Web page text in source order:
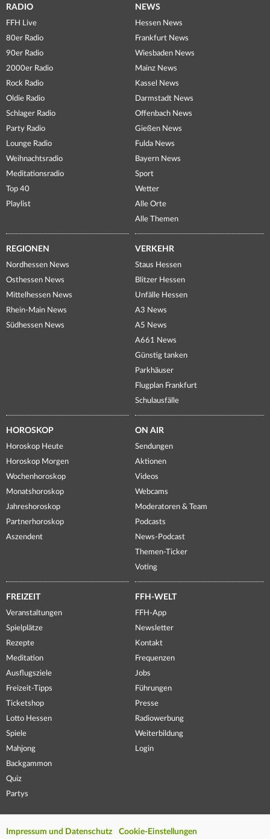
RADIO
FFH Live
80er Radio
90er Radio
2000er Radio
Rock Radio
Oldie Radio
Schlager Radio
Party Radio
Lounge Radio
Weihnachtsradio
Meditationsradio
Top 40
Playlist
NEWS
Hessen News
Frankfurt News
Wiesbaden News
Mainz News
Kassel News
Darmstadt News
Offenbach News
Gießen News
Fulda News
Bayern News
Sport
Wetter
Alle Orte
Alle Themen
REGIONEN
Nordhessen News
Osthessen News
Mittelhessen News
Rhein-Main News
Südhessen News
VERKEHR
Staus Hessen
Blitzer Hessen
Unfälle Hessen
A3 News
A5 News
A661 News
Günstig tanken
Parkhäuser
Flugplan Frankfurt
Schulausfälle
HOROSKOP
Horoskop Heute
Horoskop Morgen
Wochenhoroskop
Monatshoroskop
Jahreshoroskop
Partnerhoroskop
Aszendent
ON AIR
Sendungen
Aktionen
Videos
Webcams
Moderatoren & Team
Podcasts
News-Podcast
Themen-Ticker
Voting
FREIZEIT
Veranstaltungen
Spielplätze
Rezepte
Meditation
Ausflugsziele
Freizeit-Tipps
Ticketshop
Lotto Hessen
Spiele
Mahjong
Backgammon
Quiz
Partys
FFH-WELT
FFH-App
Newsletter
Kontakt
Frequenzen
Jobs
Führungen
Presse
Radiowerbung
Weiterbildung
Login
Impressum und Datenschutz Cookie-Einstellungen